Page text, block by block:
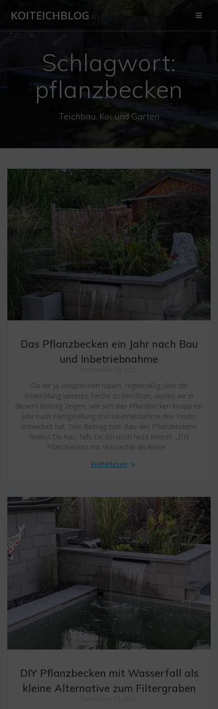
Inhalt
KOITEICHBLOG
Schlagwort:
pflanzbecken
Teichbau, Koi und Garten
Das Pflanzbecken ein Jahr nach Bau
und Inbetriebnahme
Da wir ja versprochen haben, regelmäßig über die
Enwticklung unseres Teichs zu berichten, wollen wir in
diesem Beitrag zeigen, wie sich das Pflanzbecken knapp ein
Jahr nach Fertigstellung und Inbetriebnahme des Teichs
entwickelt hat. Den Beitrag zum Bau des Pflanzbeckens
findest Du hier, falls Du ihn noch nicht kennst: „DIY
Pflanzbecken mit Wasserfall als kleine…
Weiterlesen
DIY Pflanzbecken mit Wasserfall als
kleine Alternative zum Filtergraben